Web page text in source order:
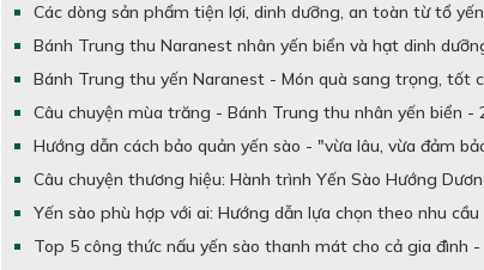
Các dòng sản phẩm tiện lợi, dinh dưỡng, an toàn từ tổ
Bánh Trung thu Naranest nhân yến biển và hạt dinh
Bánh Trung thu yến Naranest - Món quà sang trọng, tốt
Câu chuyện mùa trăng - Bánh Trung thu nhân yến biển -
Hướng dẫn cách bảo quản yến sào - "vừa lâu, vừa đảm
Câu chuyện thương hiệu: Hành trình Yến Sào Hướng
Yến sào phù hợp với ai: Hướng dẫn lựa chọn theo nhu
Top 5 công thức nấu yến sào thanh mát cho cả gia đình